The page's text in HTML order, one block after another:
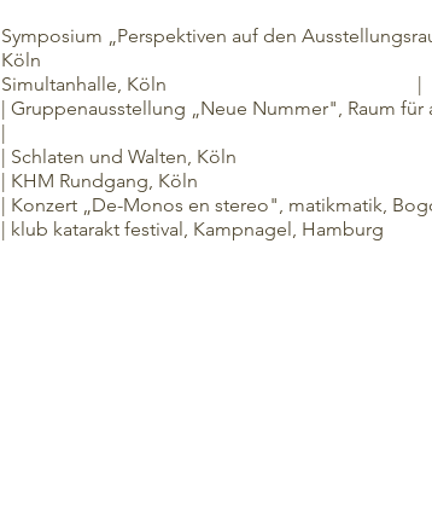
Symposium „Perspektiven auf den
Köln
Simultanhalle, Köln |
| Gruppenausstellung „Neue Nummer",
|
| Schlaten und Walten,
| KHM Rundgang,
| Konzert „De-Monos en stereo",
| klub katarakt festival, Kampnagel,